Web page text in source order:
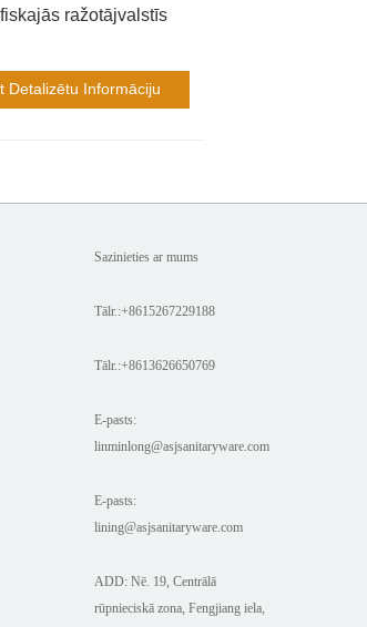
ražotājvalstīs
Detalizētu Informāciju
Sazinieties ar mums
Tālr.:+8615267229188
Tālr.:+8613626650769
E-pasts:
linminlong@asjsanitaryware.com
E-pasts:
lining@asjsanitaryware.com
ADD: Nē. 19, Centrālā
rūpnieciskā zona, Fengjiang iela,